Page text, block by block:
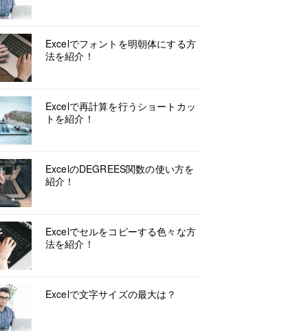
Excelでフォントを明朝体にする方
法を紹介！
Excelで再計算を行うショートカッ
トを紹介！
ExcelのDEGREES関数の使い方を
紹介！
Excelでセルをコピーする色々な方
法を紹介！
Excelで文字サイズの最大は？